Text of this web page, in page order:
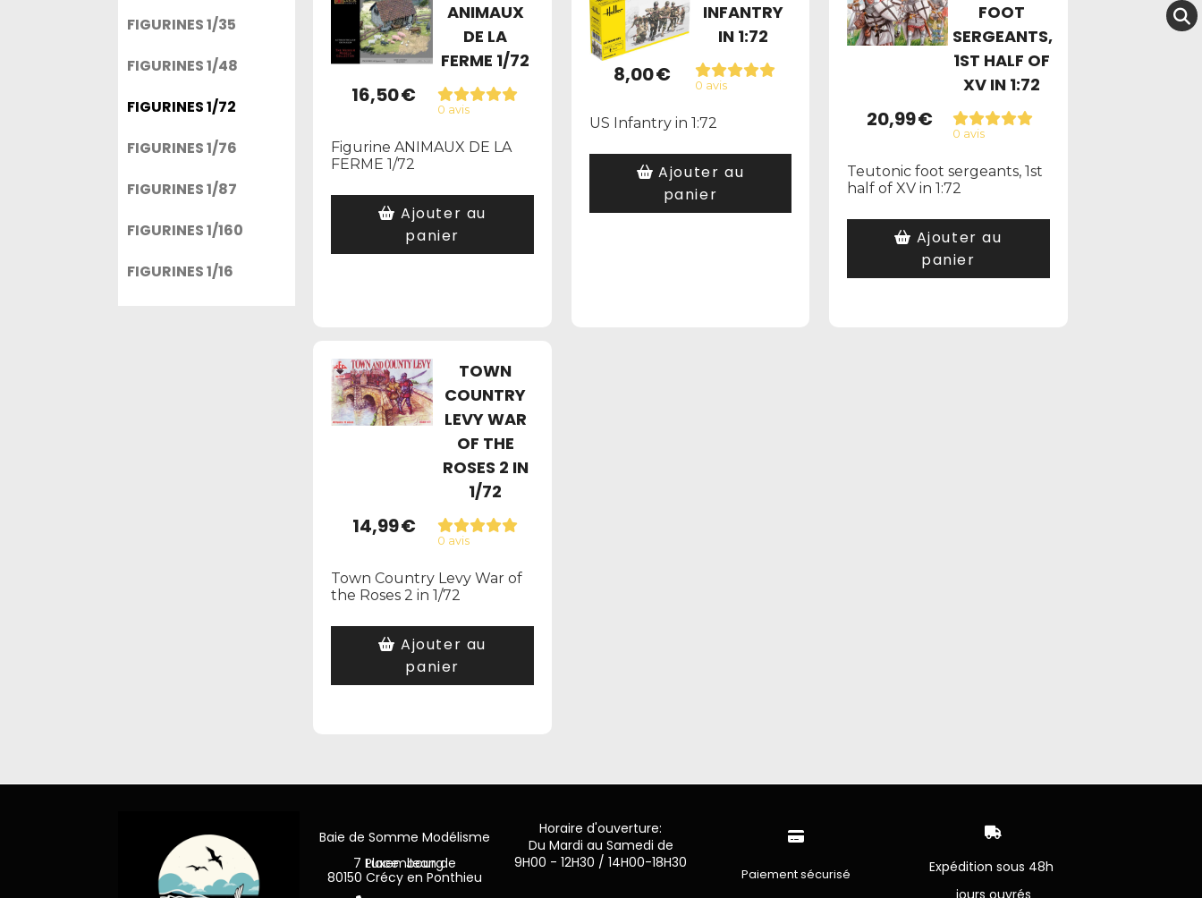
FIGURINES 1/35
FIGURINES 1/48
FIGURINES 1/72
FIGURINES 1/76
FIGURINES 1/87
FIGURINES 1/160
FIGURINES 1/16
ANIMAUX
DE LA
FERME 1/72
0 avis
16,50€
Figurine ANIMAUX DE LA
FERME 1/72
Ajouter au
panier
INFANTRY
IN 1:72
0 avis
8,00€
US Infantry in 1:72
Ajouter au
panier
FOOT
SERGEANTS,
1ST HALF OF
XV IN 1:72
0 avis
20,99€
Teutonic foot sergeants, 1st
half of XV in 1:72
Ajouter au
panier
TOWN
COUNTRY
LEVY WAR
OF THE
ROSES 2 IN
1/72
0 avis
14,99€
Town Country Levy War of
the Roses 2 in 1/72
Ajouter au
panier
Baie de Somme Modélisme
7 Place Jean de Luxembourg
80150 Crécy en Ponthieu
Horaire d'ouverture:
Du Mardi au Samedi de
9H00 - 12H30 / 14H00-18H30

Paiement sécurisé

Expédition sous 48h